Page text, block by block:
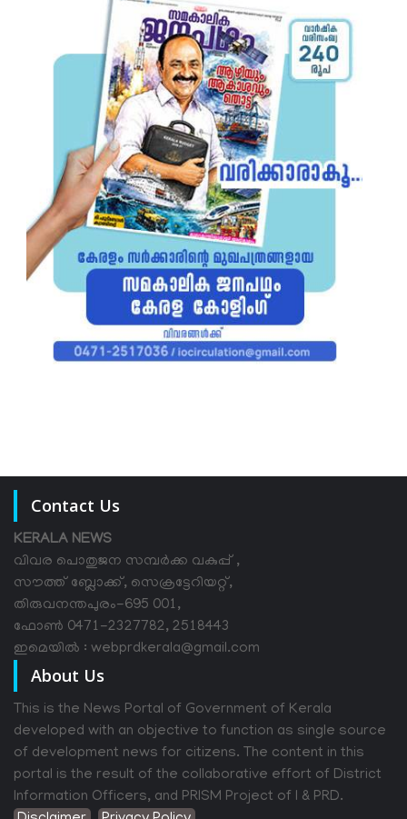
Contact Us
KERALA NEWS
വിവര പൊതുജന സമ്പര്‍ക്ക വകുപ്പ് ,
സൗത്ത് ബ്ലോക്ക്, സെക്രട്ടേറിയറ്റ്,
തിരുവനന്തപുരം-695 001,
ഫോൺ 0471-2327782, 2518443
ഇമെയിൽ : webprdkerala@gmail.com
About Us
This is the News Portal of Government of Kerala
developed with an objective to function as single source
of development news for citizens. The content in this
portal is the result of the collaborative effort of District
Information Officers, and PRISM Project of I & PRD.